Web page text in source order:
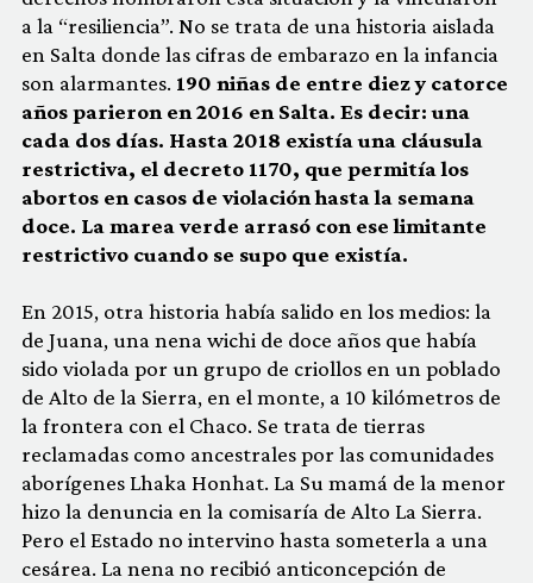
a la “resiliencia”. No se trata de una historia aislada
en Salta donde las cifras de embarazo en la infancia
son alarmantes. 190 niñas de entre diez y catorce
años parieron en 2016 en Salta. Es decir: una
cada dos días. Hasta 2018 existía una cláusula
restrictiva, el decreto 1170, que permitía los
abortos en casos de violación hasta la semana
doce. La marea verde arrasó con ese limitante
restrictivo cuando se supo que existía.
En 2015, otra historia había salido en los medios: la
de Juana, una nena wichi de doce años que había
sido violada por un grupo de criollos en un poblado
de Alto de la Sierra, en el monte, a 10 kilómetros de
la frontera con el Chaco. Se trata de tierras
reclamadas como ancestrales por las comunidades
aborígenes Lhaka Honhat. La Su mamá de la menor
hizo la denuncia en la comisaría de Alto La Sierra.
Pero el Estado no intervino hasta someterla a una
cesárea. La nena no recibió anticoncepción de